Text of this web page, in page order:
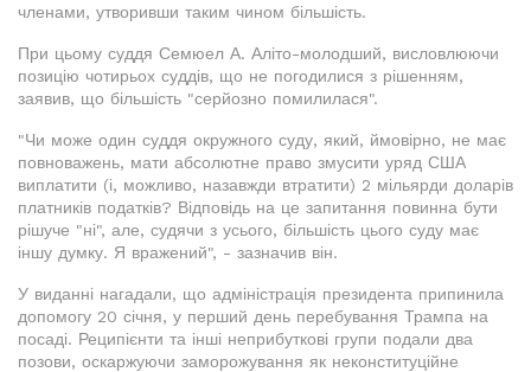
членами, утворивши таким чином більшість.
При цьому суддя Семюел А. Аліто-молодший, висловлюючи
позицію чотирьох суддів, що не погодилися з рішенням,
заявив, що більшість "серйозно помилилася".
"Чи може один суддя окружного суду, який, ймовірно, не має
повноважень, мати абсолютне право змусити уряд США
виплатити (і, можливо, назавжди втратити) 2 мільярди доларів
платників податків? Відповідь на це запитання повинна бути
рішуче "ні", але, судячи з усього, більшість цього суду має
іншу думку. Я вражений", - зазначив він.
У виданні нагадали, що адміністрація президента припинила
допомогу 20 січня, у перший день перебування Трампа на
посаді. Реципієнти та інші неприбуткові групи подали два
позови, оскаржуючи заморожування як неконституційне